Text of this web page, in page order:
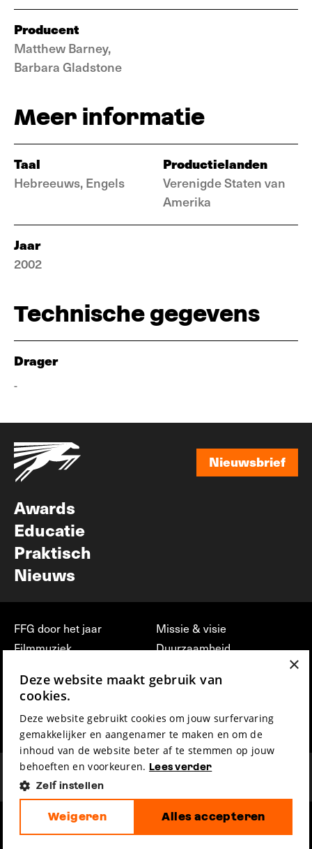
Producent
Matthew Barney,
Barbara Gladstone
Meer informatie
Taal
Hebreeuws, Engels
Productielanden
Verenigde Staten van
Amerika
Jaar
2002
Technische gegevens
Drager
-
Nieuwsbrief
Awards
Educatie
Praktisch
Nieuws
FFG door het jaar
Filmmuziek
Press & Industry
Film Fest Friends
Missie & visie
Duurzaamheid
vrijwilligerswerk bij FFG
Privacy & Disclaimer
×
Deze website maakt gebruik van
cookies.
Deze website gebruikt cookies om jouw surfervaring
gemakkelijker en aangenamer te maken en om de
inhoud van de website beter af te stemmen op jouw
behoeften en voorkeuren. Lees verder
Zelf instellen
Alles accepteren
Weigeren